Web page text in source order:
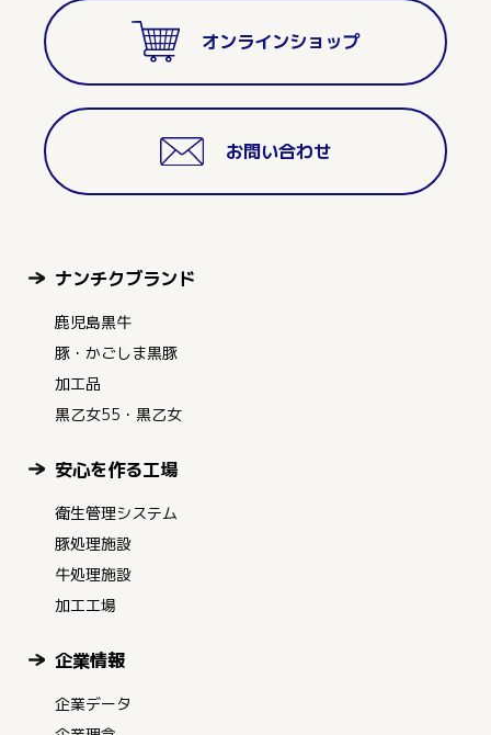
オンラインショップ
お問い合わせ
ナンチクブランド
鹿児島黒牛
豚・かごしま黒豚
加工品
黒乙女55・黒乙女
安心を作る工場
衛生管理システム
豚処理施設
牛処理施設
加工工場
企業情報
企業データ